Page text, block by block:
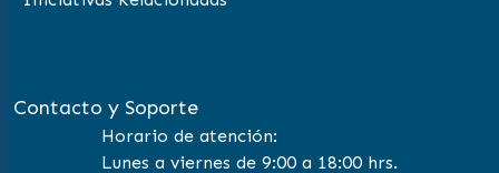
Contacto y Soporte
Horario de atención:
Lunes a viernes de 9:00 a 18:00 hrs.